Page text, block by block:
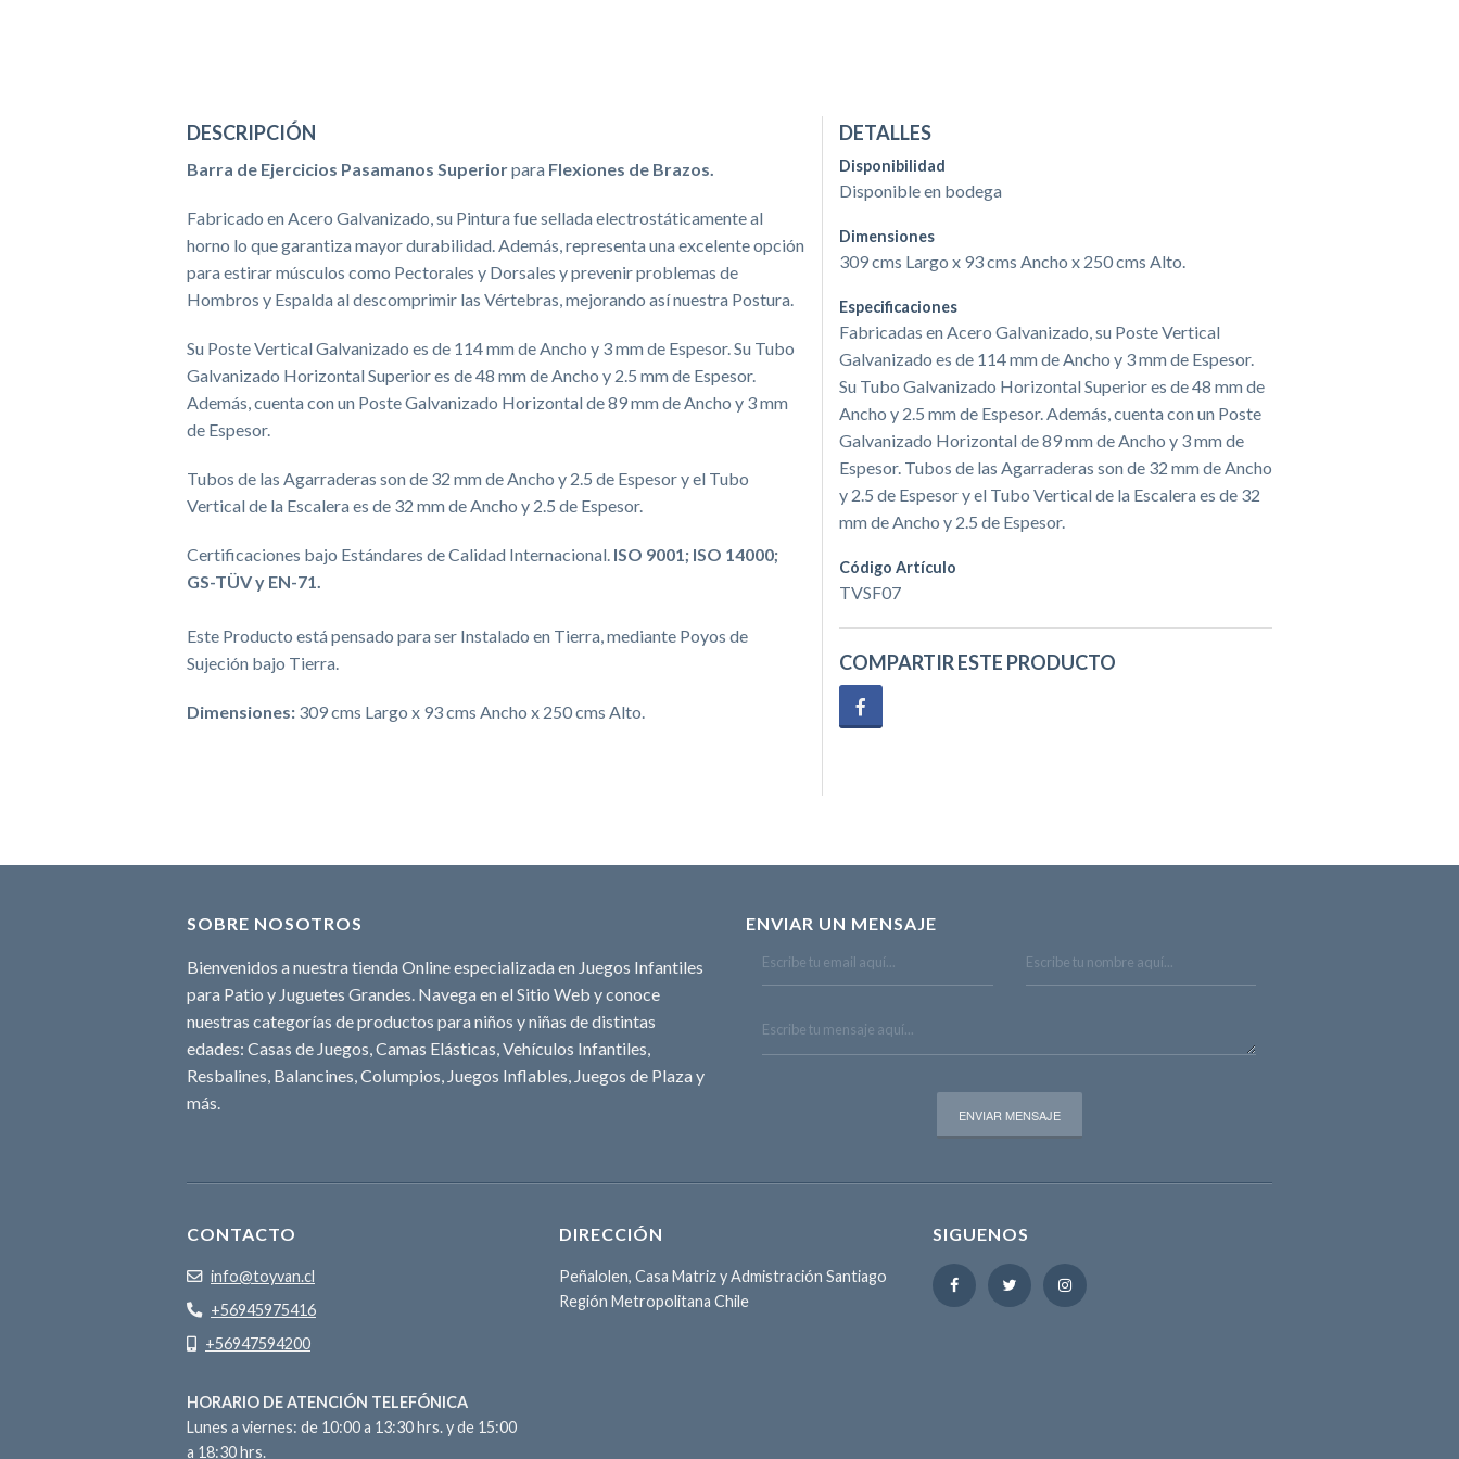
DESCRIPCIÓN
Barra de Ejercicios Pasamanos Superiorpara Flexiones de Brazos.
Fabricado en Acero Galvanizado, su Pintura fue sellada electrostáticamente al
horno lo que garantiza mayor durabilidad. Además, representa una excelente opción
para estirar músculos como Pectorales y Dorsales y prevenir problemas de
Hombros y Espalda al descomprimir las Vértebras, mejorando así nuestra Postura.
Su Poste Vertical Galvanizado es de 114 mm de Ancho y 3 mm de Espesor. Su Tubo
Galvanizado Horizontal Superior es de 48 mm de Ancho y 2.5 mm de Espesor.
Además, cuenta con un Poste Galvanizado Horizontal de 89 mm de Ancho y 3 mm
de Espesor.
Tubos de las Agarraderas son de 32 mm de Ancho y 2.5 de Espesor y el Tubo
Vertical de la Escalera es de 32 mm de Ancho y 2.5 de Espesor.
Certificaciones bajo Estándares de Calidad Internacional. ISO 9001; ISO 14000;
GS-TÜV y EN-71.
Este Producto está pensado para ser Instalado en Tierra, mediante Poyos de
Sujeción bajo Tierra.
Dimensiones: 309 cms Largo x 93 cms Ancho x 250 cms Alto.
DETALLES
Disponibilidad
Disponible en bodega
Dimensiones
309 cms Largo x 93 cms Ancho x 250 cms Alto.
Especificaciones
Fabricadas en Acero Galvanizado, su Poste Vertical
Galvanizado es de 114 mm de Ancho y 3 mm de Espesor.
Su Tubo Galvanizado Horizontal Superior es de 48 mm de
Ancho y 2.5 mm de Espesor. Además, cuenta con un Poste
Galvanizado Horizontal de 89 mm de Ancho y 3 mm de
Espesor. Tubos de las Agarraderas son de 32 mm de Ancho
y 2.5 de Espesor y el Tubo Vertical de la Escalera es de 32
mm de Ancho y 2.5 de Espesor.
Código Artículo
TVSF07
COMPARTIR ESTE PRODUCTO
SOBRE NOSOTROS
Bienvenidos a nuestra tienda Online especializada en Juegos Infantiles
para Patio y Juguetes Grandes. Navega en el Sitio Web y conoce
nuestras categorías de productos para niños y niñas de distintas
edades: Casas de Juegos, Camas Elásticas, Vehículos Infantiles,
Resbalines, Balancines, Columpios, Juegos Inflables, Juegos de Plaza y
más.
ENVIAR UN MENSAJE
CONTACTO
info@toyvan.cl
+56945975416
+56947594200
HORARIO DE ATENCIÓN TELEFÓNICA
Lunes a viernes: de 10:00 a 13:30 hrs. y de 15:00
a 18:30 hrs.
DIRECCIÓN
Peñalolen, Casa Matriz y Admistración Santiago
Región Metropolitana Chile
SIGUENOS